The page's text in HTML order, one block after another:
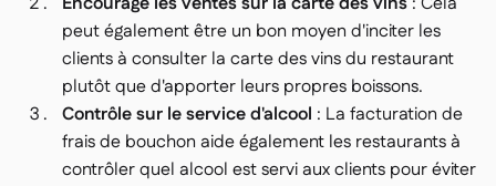
peut également être un bon moyen d'inciter les
clients à consulter la carte des vins du restaurant
plutôt que d'apporter leurs propres boissons.
Contrôle sur le service d'alcool : La facturation de
frais de bouchon aide également les restaurants à
contrôler quel alcool est servi aux clients pour éviter